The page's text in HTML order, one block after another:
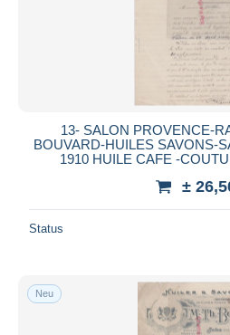
13- SALON PROVENCE-
BOUVARD-HUILES SAVONS-
1910 HUILE CAFE -
±
Status
Neu